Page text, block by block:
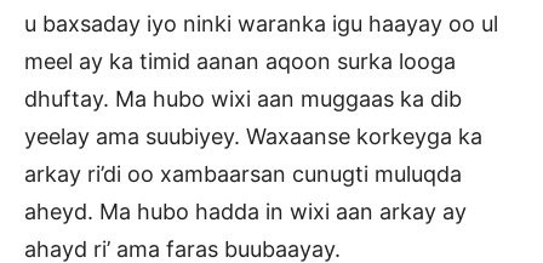
u baxsaday iyo ninki waranka igu haayay oo ul
meel ay ka timid aanan aqoon surka looga
dhuftay. Ma hubo wixi aan muggaas ka dib
yeelay ama suubiyey. Waxaanse korkeyga ka
arkay ri’di oo xambaarsan cunugti muluqda
aheyd. Ma hubo hadda in wixi aan arkay ay
ahayd ri’ ama faras buubaayay.